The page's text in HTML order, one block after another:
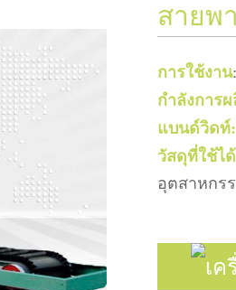
สายพ
การใช้งาน
กำลังการ
แบนด์วิดท์:
วัสดุที่ใช้ไ
อุตสาหกร